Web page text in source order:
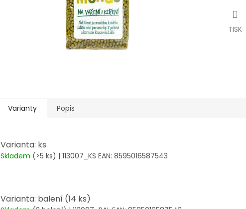
TISK
Varianty Popis
Varianta: ks
Skladem (>5 ks) | 113007_KS EAN: 8595016587543
Varianta: balení (14 ks)